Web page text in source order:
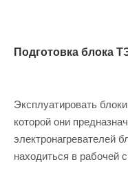
Подготовка блока
Эксплуатировать
которой они
электронагревателей
находиться в рабочей